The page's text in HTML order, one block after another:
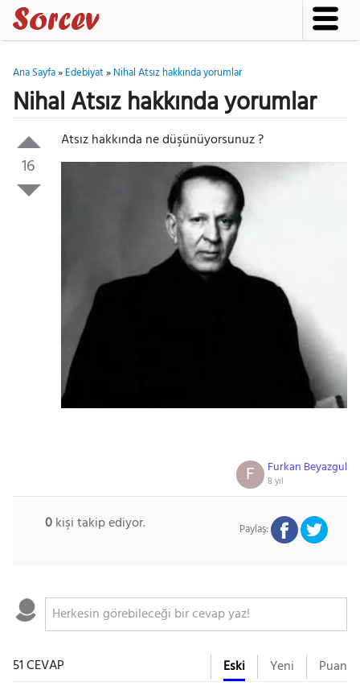
Ana Sayfa»Edebiyat»Nihal Atsız hakkında yorumlar
Nihal Atsız hakkında yorumlar
16
Atsız hakkında ne düşünüyorsunuz ?
Furkan Beyazgul
8 yıl
F
0kişi takip ediyor. Paylaş:
51 CEVAP Eski Yeni Puan